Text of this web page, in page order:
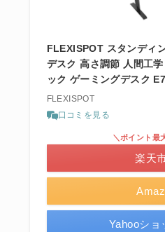
FLEXISPOT スタンディ
デスク 高さ調節 人間工
ック ゲーミングデスク
FLEXISPOT
口コミを見る
＼ポイント最
楽天
Yahooショ